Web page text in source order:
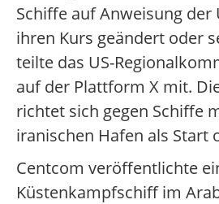
Schiffe auf Anweisung der
ihren Kurs geändert oder
teilte das US-
auf der Plattform X mit.
richtet sich gegen Schiffe
iranischen Hafen als Start
Centcom veröffentlichte
Küstenkampfschiff im